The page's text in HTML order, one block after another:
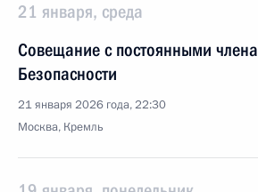
21 января, среда
Совещание с постоянными
Безопасности
21 января 2026 года, 22:30
Москва, Кремль